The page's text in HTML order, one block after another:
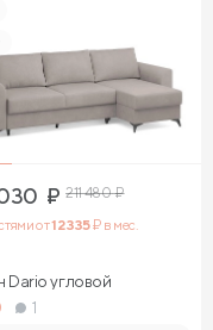
₽ 211 480₽
от12 335₽ в мес.
Dario угловой
1